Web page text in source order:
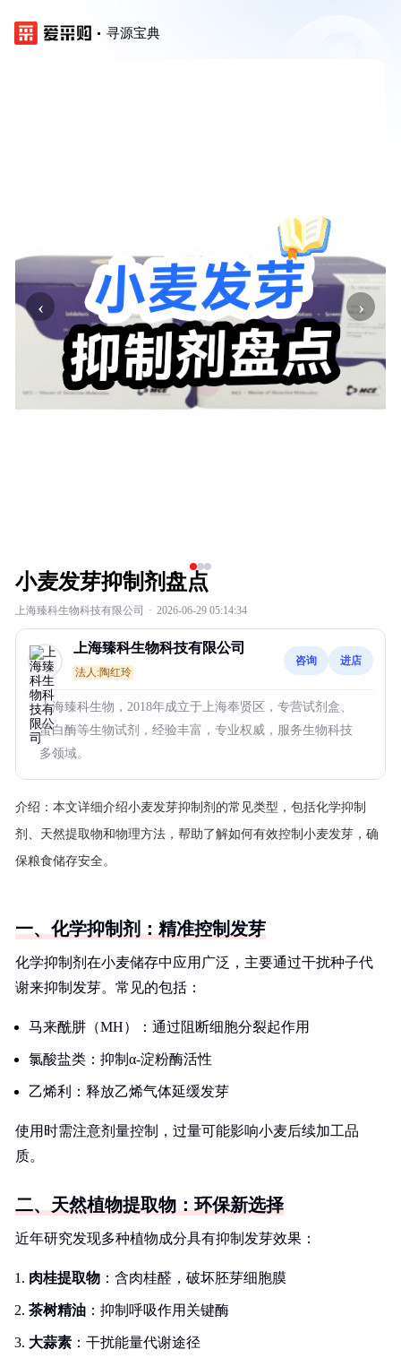
寻源宝典
‹ ›
小麦发芽抑制剂盘点
上海臻科生物科技有限公司 · 2026-06-29 05:14:34
上海臻科生物科技有限公司
法人:陶红玲
咨询 进店
上海臻科生物，2018年成立于上海奉贤区，专营试剂盒、
蛋白酶等生物试剂，经验丰富，专业权威，服务生物科技
多领域。
介绍： 本文详细介绍小麦发芽抑制剂的常见类型，包括化学抑制
剂、天然提取物和物理方法，帮助了解如何有效控制小麦发芽，确
保粮食储存安全。
一、化学抑制剂：精准控制发芽
化学抑制剂在小麦储存中应用广泛，主要通过干扰种子代
谢来抑制发芽。常见的包括：
马来酰肼（MH）：通过阻断细胞分裂起作用
氯酸盐类：抑制α-淀粉酶活性
乙烯利：释放乙烯气体延缓发芽
使用时需注意剂量控制，过量可能影响小麦后续加工品
质。
二、天然植物提取物：环保新选择
近年研究发现多种植物成分具有抑制发芽效果：
肉桂提取物 ：含肉桂醛，破坏胚芽细胞膜
茶树精油 ：抑制呼吸作用关键酶
大蒜素 ：干扰能量代谢途径